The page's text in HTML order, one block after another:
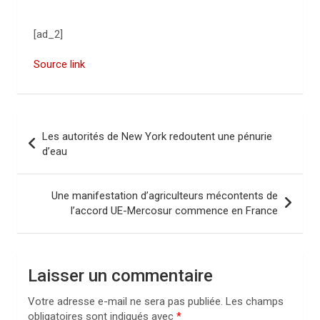
[ad_2]
Source link
v
a
Les autorités de New York redoutent une pénurie
d’eau
Une manifestation d’agriculteurs mécontents de
l’accord UE-Mercosur commence en France
Laisser un commentaire
Votre adresse e-mail ne sera pas publiée. Les champs
obligatoires sont indiqués avec *